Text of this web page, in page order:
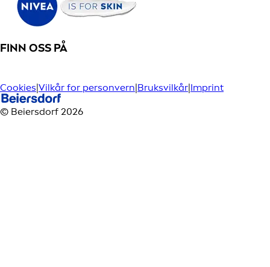
FINN OSS PÅ
Cookies|Vilkår for personvern|Bruksvilkår|Imprint
© Beiersdorf 2026